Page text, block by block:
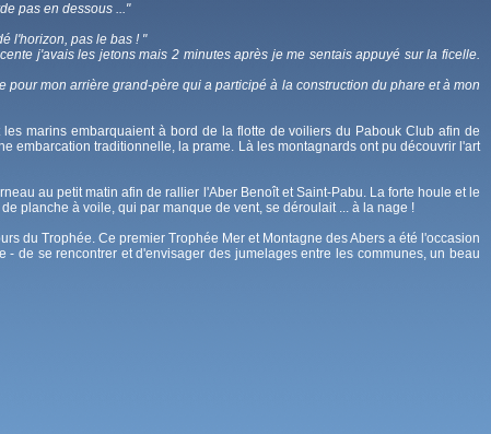
pas en dessous ..."
l'horizon, pas le bas ! "
j'avais les jetons mais 2 minutes après je me sentais appuyé sur la ficelle.
mon arrière grand-père qui a participé à la construction du phare et à mon
marins embarquaient à bord de la flotte de voiliers du Pabouk Club afin de
embarcation traditionnelle, la prame. Là les montagnards ont pu découvrir l'art
au petit matin afin de rallier l'Aber Benoît et Saint-Pabu. La forte houle et le
planche à voile, qui par manque de vent, se déroulait ... à la nage !
du Trophée. Ce premier Trophée Mer et Montagne des Abers a été l'occasion
de se rencontrer et d'envisager des jumelages entre les communes, un beau